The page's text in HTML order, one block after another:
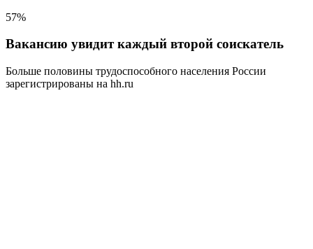
57%
Вакансию увидит каждый второй соискатель
Больше половины трудоспособного населения России
зарегистрированы на hh.ru